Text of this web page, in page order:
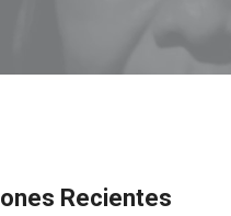
Recientes